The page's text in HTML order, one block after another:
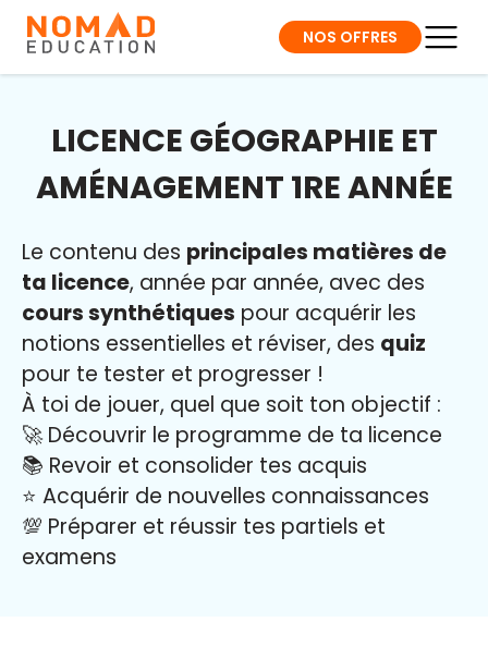
NOS OFFRES
LICENCE GÉOGRAPHIE ET
AMÉNAGEMENT 1RE ANNÉE
Le contenu des principales matières de
ta licence, année par année, avec des
cours synthétiques pour acquérir les
notions essentielles et réviser, des quiz
pour te tester et progresser !
À toi de jouer, quel que soit ton objectif :
🚀 Découvrir le programme de ta licence
📚 Revoir et consolider tes acquis
⭐️ Acquérir de nouvelles connaissances
💯 Préparer et réussir tes partiels et
examens